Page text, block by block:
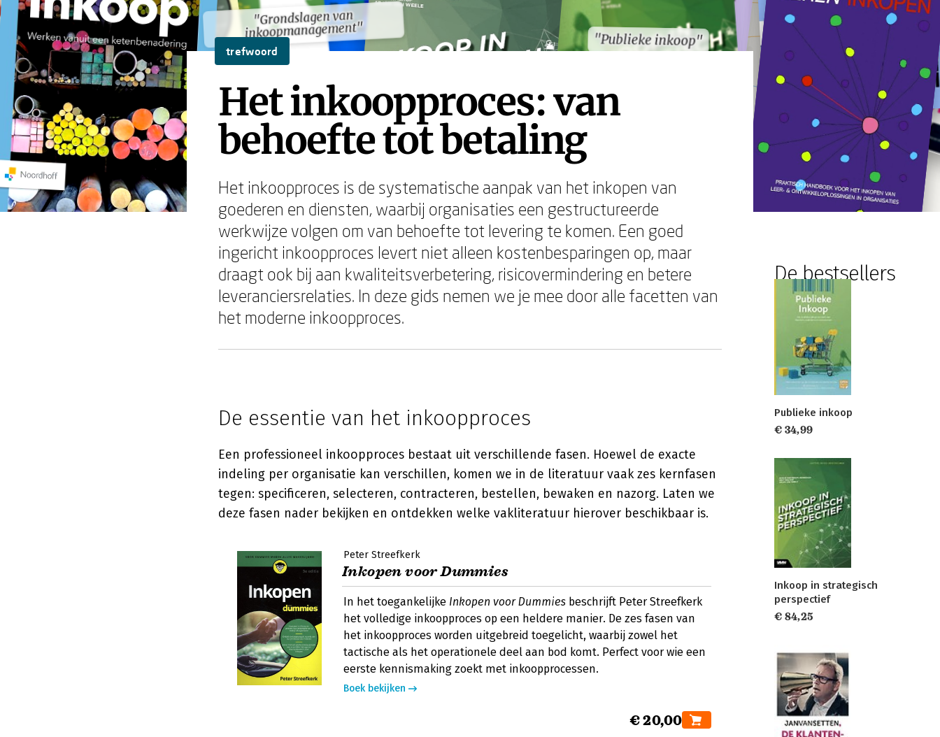
"Grondslagen van
inkoopmanagement" "Publieke inkoop"
"Grondslagen van
inkoopmanagement" "Publieke inkoop"
trefwoord
Het inkoopproces: van
behoefte tot betaling
Het inkoopproces is de systematische aanpak van het inkopen van
goederen en diensten, waarbij organisaties een gestructureerde
werkwijze volgen om van behoefte tot levering te komen. Een goed
ingericht inkoopproces levert niet alleen kostenbesparingen op, maar
draagt ook bij aan kwaliteitsverbetering, risicovermindering en betere
leveranciersrelaties. In deze gids nemen we je mee door alle facetten van
het moderne inkoopproces.
De essentie van het inkoopproces
Een professioneel inkoopproces bestaat uit verschillende fasen. Hoewel de exacte
indeling per organisatie kan verschillen, komen we in de literatuur vaak zes kernfasen
tegen: specificeren, selecteren, contracteren, bestellen, bewaken en nazorg. Laten we
deze fasen nader bekijken en ontdekken welke vakliteratuur hierover beschikbaar is.
Peter Streefkerk
Inkopen voor Dummies
In het toegankelijke Inkopen voor Dummies beschrijft Peter Streefkerk
het volledige inkoopproces op een heldere manier. De zes fasen van
het inkoopproces worden uitgebreid toegelicht, waarbij zowel het
tactische als het operationele deel aan bod komt. Perfect voor wie een
eerste kennismaking zoekt met inkoopprocessen.
Boek bekijken
€ 20,00
De bestsellers
Publieke inkoop
€ 34,99
Inkoop in strategisch
perspectief
€ 84,25